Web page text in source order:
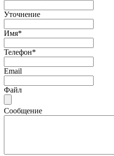
Уточнение
Имя*
Телефон*
Email
Файл
Сообщение